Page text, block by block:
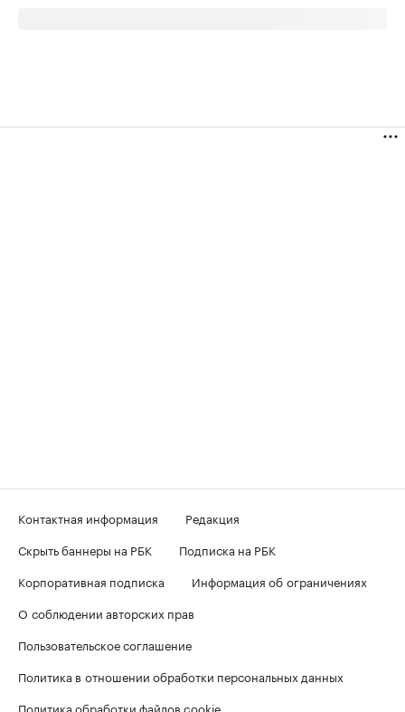
Контактная информация
Редакция
Скрыть баннеры на РБК
Подписка на РБК
Корпоративная подписка
Информация об ограничениях
О соблюдении авторских прав
Пользовательское соглашение
Политика в отношении обработки персональных данных
Политика обработки файлов cookie